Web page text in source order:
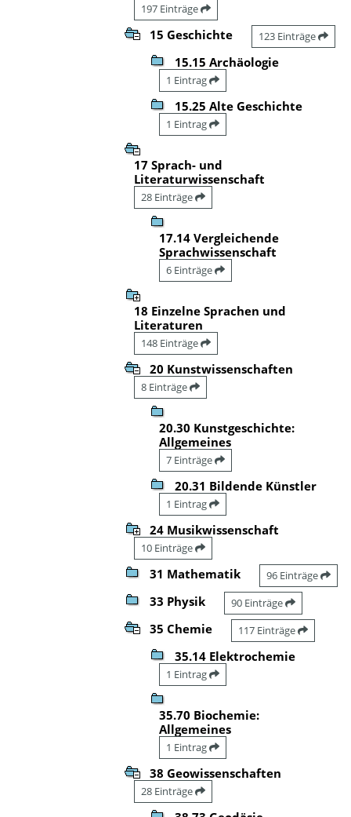
197 Einträge
15 Geschichte 123 Einträge
15.15 Archäologie
1 Eintrag
15.25 Alte Geschichte
1 Eintrag
17 Sprach- und
Literaturwissenschaft
28 Einträge
17.14 Vergleichende
Sprachwissenschaft
6 Einträge
18 Einzelne Sprachen und
Literaturen
148 Einträge
20 Kunstwissenschaften
8 Einträge
20.30 Kunstgeschichte:
Allgemeines
7 Einträge
20.31 Bildende Künstler
1 Eintrag
24 Musikwissenschaft
10 Einträge
31 Mathematik 96 Einträge
33 Physik 90 Einträge
35 Chemie 117 Einträge
35.14 Elektrochemie
1 Eintrag
35.70 Biochemie:
Allgemeines
1 Eintrag
38 Geowissenschaften
28 Einträge